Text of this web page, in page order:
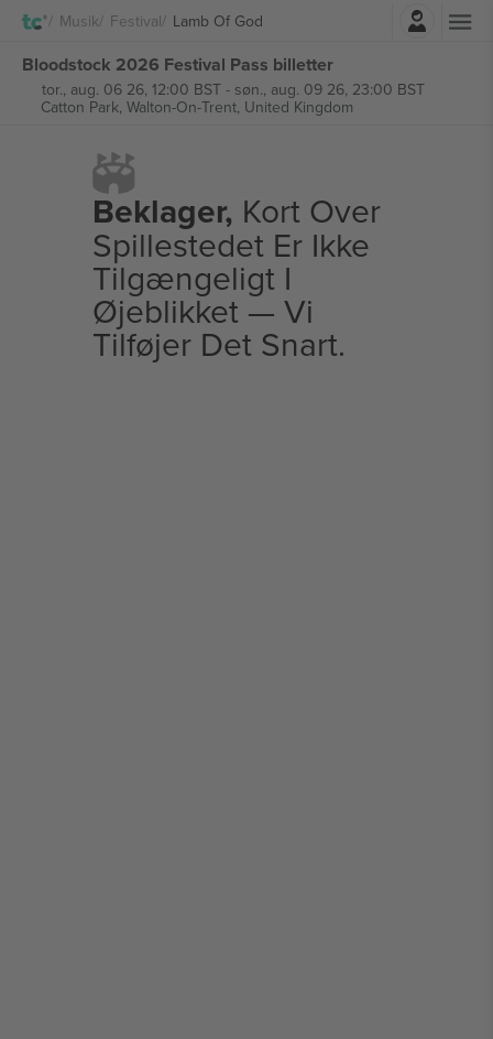
Musik Festival Lamb Of God
Bloodstock 2026 Festival Pass billetter
tor., aug. 06 26, 12:00 BST- søn., aug. 09 26, 23:00 BST
Catton Park, Walton-On-Trent, United Kingdom
Beklager, Kort Over
Spillestedet Er Ikke
Tilgængeligt I
Øjeblikket — Vi
Tilføjer Det Snart.